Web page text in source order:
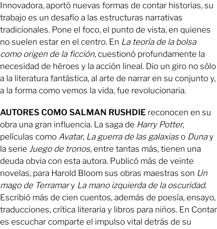
Innovadora, aportó nuevas formas de contar historias, su
trabajo es un desafío a las estructuras narrativas
tradicionales. Pone el foco, el punto de vista, en quienes
no suelen estar en el centro. En La teoría de la bolsa
como origen de la ficción, cuestionó profundamente la
necesidad de héroes y la acción lineal. Dio un giro no sólo
a la literatura fantástica, al arte de narrar en su conjunto y,
a la forma como vemos la vida, fue revolucionaria.
AUTORES COMO SALMAN RUSHDIE reconocen en su
obra una gran influencia. La saga de Harry Potter,
películas como Avatar, La guerra de las galaxiaso Dunay
la serie Juego de tronos, entre tantas más, tienen una
deuda obvia con esta autora. Publicó más de veinte
novelas, para Harold Bloom sus obras maestras son Un
mago de Terramary La mano izquierda de la oscuridad.
Escribió más de cien cuentos, además de poesía, ensayo,
traducciones, crítica literaria y libros para niños. En Contar
es escuchar comparte el impulso vital detrás de su